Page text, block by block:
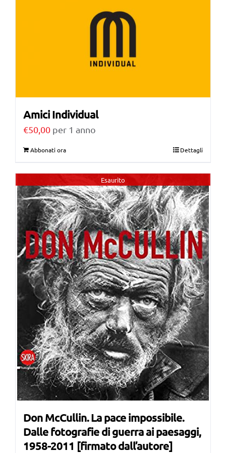
Amici Individual
€50,00 per 1 anno
Abbonati ora Dettagli
Esaurito
Don McCullin. La pace impossibile.
Dalle fotografie di guerra ai paesaggi,
1958-2011 [firmato dall’autore]